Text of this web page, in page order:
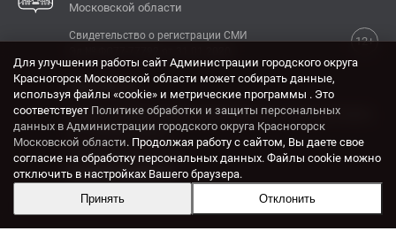
Московской области
12+
Свидетельство о регистрации СМИ
КОНТАКТЫ
Адрес: 143404, Московская область, г. Красногорск,
ул. Ленина, дом 4.
Электронная почта:
krasrn@mosreg.ru
Разработка и поддержка сайта ADN
Для улучшения работы сайт Администрации городского округа
Красногорск Московской области может собирать данные,
используя файлы «cookie» и метрические программы . Это
соответствует Политике обработки и защиты персональных
данных в Администрации городского округа Красногорск
Московской области. Продолжая работу с сайтом, Вы даете свое
согласие на обработку персональных данных. Файлы cookie можно
отключить в настройках Вашего браузера.
Принять
Отклонить